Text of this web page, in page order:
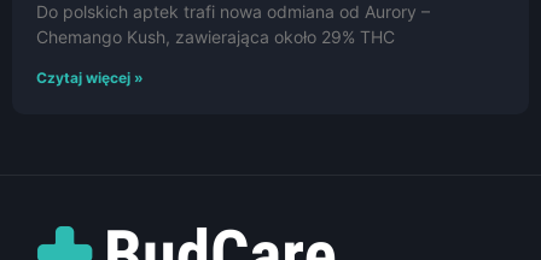
Do polskich aptek trafi nowa odmiana od Aurory –
Chemango Kush, zawierająca około 29% THC
Czytaj więcej »